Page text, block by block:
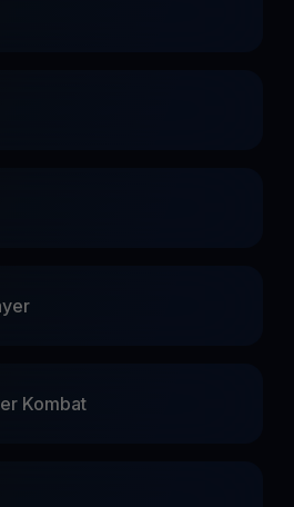
Kombat